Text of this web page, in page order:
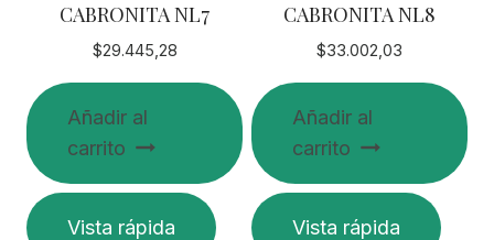
CABRONITA NL7
$29.445,28
Añadir al
carrito
Vista rápida
CABRONITA NL8
$33.002,03
Añadir al
carrito
Vista rápida